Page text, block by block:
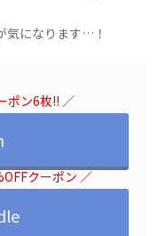
気になります…！
ポン6枚!! ／
クーポン ／